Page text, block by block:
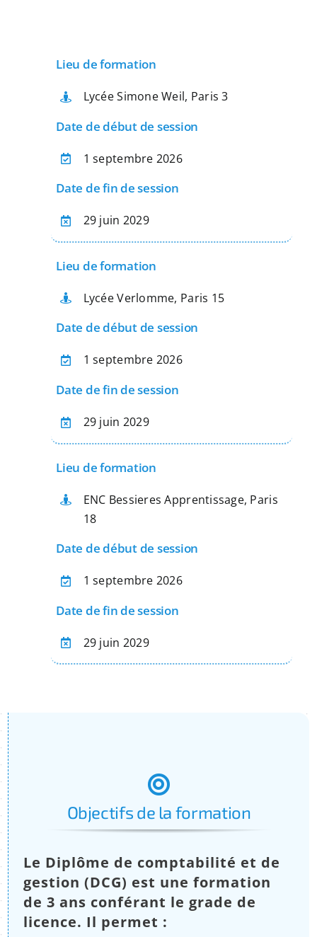
Bilan de Compétences
Notre Réseau
Recherche
Lieu de formation
Lycée Simone Weil, Paris 3
Date de début de session
1 septembre 2026
Date de fin de session
29 juin 2029
Lieu de formation
Lycée Verlomme, Paris 15
Date de début de session
1 septembre 2026
Date de fin de session
29 juin 2029
Lieu de formation
ENC Bessieres Apprentissage, Paris
18
Date de début de session
1 septembre 2026
Date de fin de session
29 juin 2029
Objectifs de la formation
Le Diplôme de comptabilité et de
gestion (DCG) est une formation
de 3 ans conférant le grade de
licence. Il permet :